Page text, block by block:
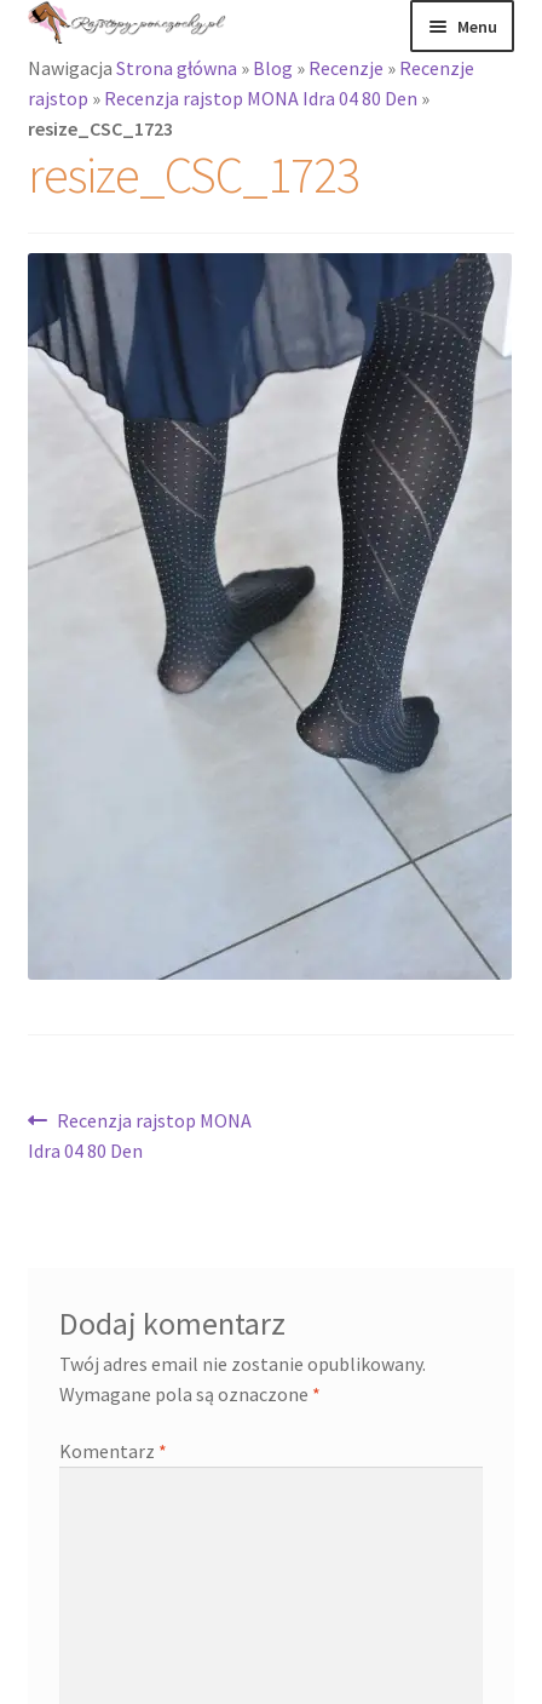
Przejdź
nawigacji
Przejdź
treści
Menu
Rajstopy
Rozwiń
menu
potomne
Podkolanówki i
skarpetki
Wszystkie
produkty
Rozwiń
menu
potomne
Nawigacja Strona główna » Blog » Recenzje » Recenzje
rajstop » Recenzja rajstop MONA Idra 04 80 Den »
resize_CSC_1723
resize_CSC_1723
Nawigacja
wpisu
Poprzedni
wpis:
Recenzja rajstop MONA
Idra 04 80 Den
Dodaj komentarz
Twój adres email nie zostanie opublikowany.
Wymagane pola są oznaczone *
Komentarz *